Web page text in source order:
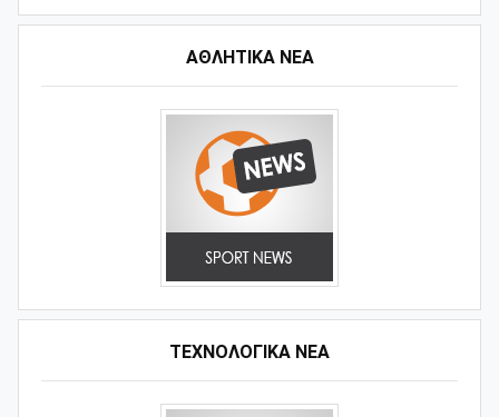
ΑΘΛΗΤΙΚΆ ΝΈΑ
ΤΕΧΝΟΛΟΓΙΚΑ ΝΕΑ